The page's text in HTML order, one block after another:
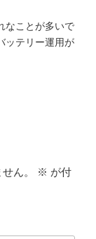
なことが多いで
ッテリー運用が
ん。 ※ が付